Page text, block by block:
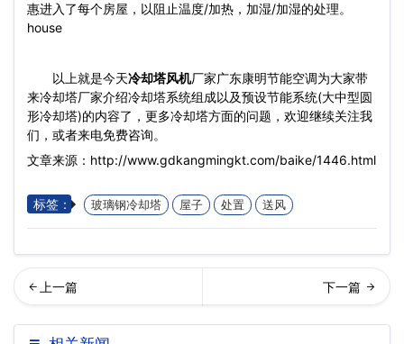
惠进入了每个房屋，以阻止温度/加热，加湿/加湿的处理。
house
以上就是今天冷却塔风机厂家广东康明节能空调为大家带
来冷却塔厂家介绍冷却塔系统组成以及预设节能系统(大中型圆
形冷却塔)的内容了，更多冷却塔方面的问题，欢迎继续关注我
们，或者来电免费咨询。
文章来源：http://www.gdkangmingkt.com/baike/1446.html
标签： 玻璃钢冷却塔 屋子 处置 送风
形横流式冷却塔的组成结构 回列表